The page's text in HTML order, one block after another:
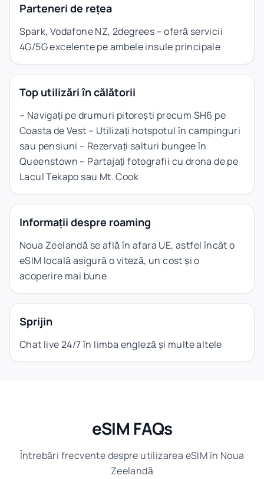
Parteneri de rețea
Spark, Vodafone NZ, 2degrees – oferă servicii
4G/5G excelente pe ambele insule principale
Top utilizări în călătorii
– Navigați pe drumuri pitorești precum SH6 pe
Coasta de Vest – Utilizați hotspotul în campinguri
sau pensiuni – Rezervați salturi bungee în
Queenstown – Partajați fotografii cu drona de pe
Lacul Tekapo sau Mt. Cook
Informații despre roaming
Noua Zeelandă se află în afara UE, astfel încât o
eSIM locală asigură o viteză, un cost și o
acoperire mai bune
Sprijin
Chat live 24/7 în limba engleză și multe altele
eSIM FAQs
Întrebări frecvente despre utilizarea eSIM în Noua
Zeelandă